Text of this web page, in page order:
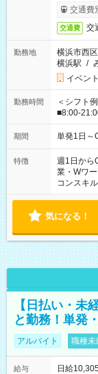
交通費
交通費 交
勤務地
横浜市西区
横浜駅 /
イベン
勤務時間
＜シフト
■8:00-
期間 単発1日～
特徴 週1日から
業・Wワ
コンスキ
気になる！
【日払い・未
と勤務！単発
アルバイト 職種未
給与
日給